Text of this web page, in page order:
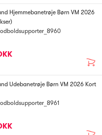
Hjemmebanetrøje Børn VM 2026
Udebanetrøje Børn VM 2026 Kort